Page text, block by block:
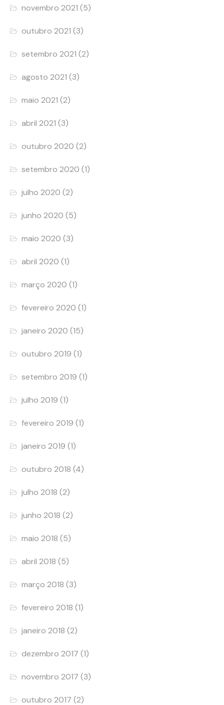
novembro 2021 (5)
outubro 2021 (3)
setembro 2021 (2)
agosto 2021 (3)
maio 2021 (2)
abril 2021 (3)
outubro 2020 (2)
setembro 2020 (1)
julho 2020 (2)
junho 2020 (5)
maio 2020 (3)
abril 2020 (1)
março 2020 (1)
fevereiro 2020 (1)
janeiro 2020 (15)
outubro 2019 (1)
setembro 2019 (1)
julho 2019 (1)
fevereiro 2019 (1)
janeiro 2019 (1)
outubro 2018 (4)
julho 2018 (2)
junho 2018 (2)
maio 2018 (5)
abril 2018 (5)
março 2018 (3)
fevereiro 2018 (1)
janeiro 2018 (2)
dezembro 2017 (1)
novembro 2017 (3)
outubro 2017 (2)